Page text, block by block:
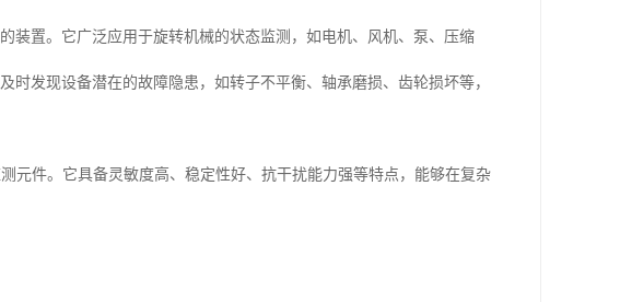
装置。它广泛应用于旋转机械的状态监测，如电机、风机、泵、压缩
发现设备潜在的故障隐患，如转子不平衡、轴承磨损、齿轮损坏等，
元件。它具备灵敏度高、稳定性好、抗干扰能力强等特点，能够在复杂